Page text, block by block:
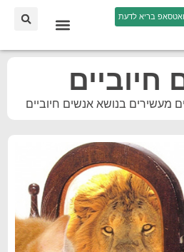
בריא לדעת
חיוביים
מעשירים בנושא אנשים חיוביים